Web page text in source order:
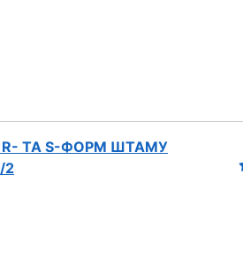
R- ТА S-ФОРМ ШТАМУ
2